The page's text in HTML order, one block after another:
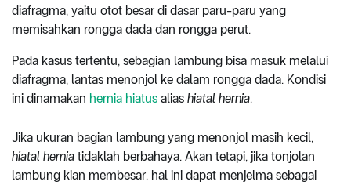
diafragma, yaitu otot besar di dasar paru-paru yang
memisahkan rongga dada dan rongga perut.
Pada kasus tertentu, sebagian lambung bisa masuk melalui
diafragma, lantas menonjol ke dalam rongga dada. Kondisi
ini dinamakan hernia hiatus alias hiatal hernia.
Jika ukuran bagian lambung yang menonjol masih kecil,
hiatal hernia tidaklah berbahaya. Akan tetapi, jika tonjolan
lambung kian membesar, hal ini dapat menjelma sebagai